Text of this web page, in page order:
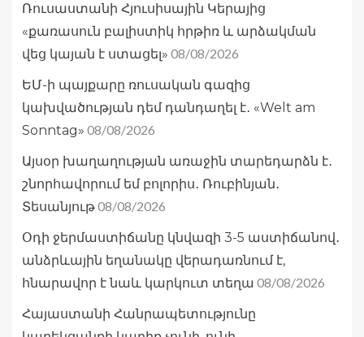
Ռուսաստանի Հյուսիսային Կերայից
«քառասուն բալիստիկ հրթիռ և արձակման
վեց կայան է ստացել» 08/08/2026
ԵՄ-ի պայքարը ռուսական գազից
կախվածության դեմ դանդաղել է․ «Welt am
Sonntag» 08/08/2026
Այսօր խաղաղության առաջին տարեդարձն է․
շնորհավորում եմ բոլորիս․ Ռուբինյան․
Տեսանյութ08/08/2026
Օդի ջերմաստիճանը կնվազի 3-5 աստիճանով․
անձրևային եղանակը վերադառնում է,
հնարավոր է նաև կարկուտ տեղա 08/08/2026
Հայաստանի Հանրապետությունը